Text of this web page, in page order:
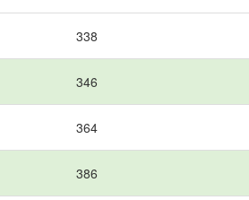
338
346
364
386